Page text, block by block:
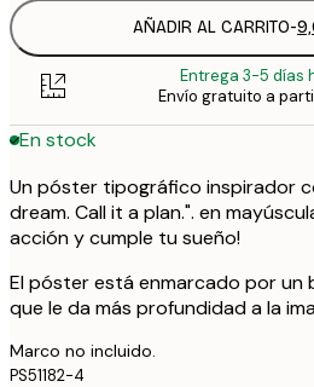
AÑADIR AL CARRITO-
Entrega 3-5 días
Envío gratuito a
En stock
Un póster tipográfico inspirador
dream. Call it a plan.". en
acción y cumple tu sueño!
El póster está enmarcado por un
que le da más profundidad a la
Marco no incluido.
PS51182-4